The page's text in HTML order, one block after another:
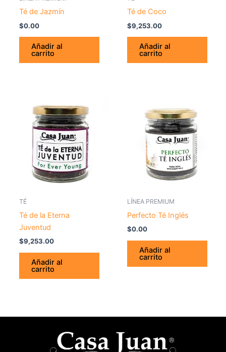
Té de Jazmín
$0.00
Añadir al
carrito
Té de Coco
$9,253.00
Añadir al
carrito
TÉ
Té de la Eterna
Juventud
$9,253.00
Añadir al
carrito
LÍNEA PREMIUM
Perfecto Té Inglés
$0.00
Añadir al
carrito